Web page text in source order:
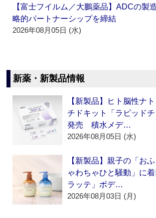
【富士フイルム／大鵬薬品】ADCの製
略的パートナーシップを締結
2026年08月05日 (水)
新薬・新製品情報
【新製品】ヒト脳性ナ
チドキット「ラピッド
発売 積水メデ…
2026年08月05日 (水)
【新製品】親子の「お
ゃわちゃひと騒動」に
ラッテ」ボデ…
2026年08月03日 (月)